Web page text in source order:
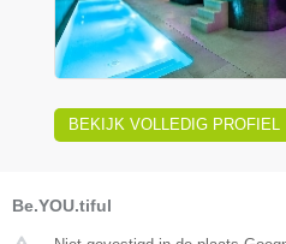
BEKIJK VOLLEDIG PROFIEL
Be.YOU.tiful